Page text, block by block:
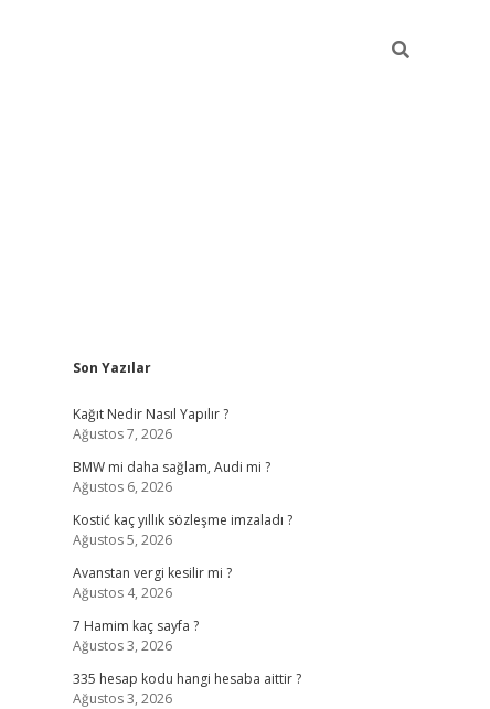
Sidebar
Son Yazılar
Kağıt Nedir Nasıl Yapılır ?
Ağustos 7, 2026
BMW mi daha sağlam, Audi mi ?
Ağustos 6, 2026
Kostić kaç yıllık sözleşme imzaladı ?
Ağustos 5, 2026
Avanstan vergi kesilir mi ?
Ağustos 4, 2026
7 Hamim kaç sayfa ?
Ağustos 3, 2026
335 hesap kodu hangi hesaba aittir ?
Ağustos 3, 2026